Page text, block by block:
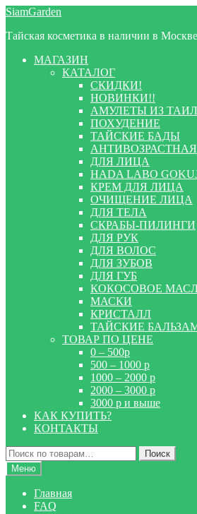
Перейти
навигации
Перейти
содержимому
SiamGarden
Тайская косметика в наличии в Москве
МАГАЗИН
КАТАЛОГ
СКИДКИ!
НОВИНКИ!!
АМУЛЕТЫ ИЗ
ПОХУДЕНИЕ
ТАЙСКИЕ БАДЫ
АНТИВОЗРАСТНАЯ
ДЛЯ ЛИЦА
HADA LABO
КРЕМ ДЛЯ ЛИЦА
ОЧИЩЕНИЕ ЛИЦА
ДЛЯ ТЕЛА
СКРАБЫ-ПИЛИНГИ
ДЛЯ РУК
ДЛЯ ВОЛОС
ДЛЯ ЗУБОВ
ДЛЯ ГУБ
КОКОСОВОЕ
МАСКИ
КРИСТАЛЛ
ТАЙСКИЕ
ТОВАР ПО ЦЕНЕ
0 – 500р
500 – 1000 р
1000 – 2000 р
2000 – 3000 р
3000 р и выше
КАК КУПИТЬ?
КОНТАКТЫ
Искать:
Поиск
Меню
Главная
FAQ